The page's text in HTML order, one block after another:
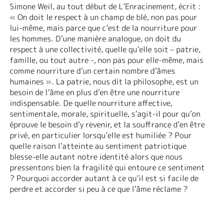
Simone Weil, au tout début de L’Enracinement, écrit :
« On doit le respect à un champ de blé, non pas pour
lui-même, mais parce que c’est de la nourriture pour
les hommes. D’une manière analogue, on doit du
respect à une collectivité, quelle qu’elle soit – patrie,
famille, ou tout autre -, non pas pour elle-même, mais
comme nourriture d’un certain nombre d’âmes
humaines ». La patrie, nous dit la philosophe, est un
besoin de l’âme en plus d’en être une nourriture
indispensable. De quelle nourriture affective,
sentimentale, morale, spirituelle, s’agit-il pour qu’on
éprouve le besoin d’y revenir, et la souffrance d’en être
privé, en particulier lorsqu’elle est humiliée ? Pour
quelle raison l’atteinte au sentiment patriotique
blesse-elle autant notre identité alors que nous
pressentons bien la fragilité qui entoure ce sentiment
? Pourquoi accorder autant à ce qu’il est si facile de
perdre et accorder si peu à ce que l’âme réclame ?